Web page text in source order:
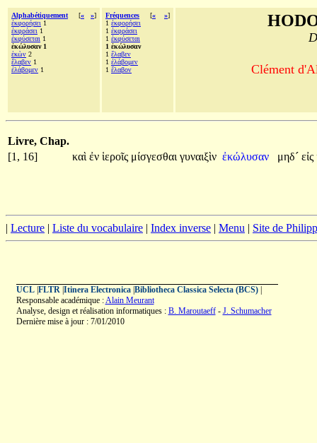
Alphabétiquement [« »]
ἐκφορήσει 1
ἐκφράσει 1
ἐκφύσεται 1
ἐκώλυσαν 1
ἑκὼν 2
ἔλαβεν 1
ἐλάβομεν 1
Fréquences [« »]
1 ἐκφορήσει
1 ἐκφράσει
1 ἐκφύσεται
1 ἐκώλυσαν
1 ἔλαβεν
1 ἐλάβομεν
1 ἔλαβον Clément
Livre, Chap.
[1, 16]
καὶ ἐν ἱεροῖς μίσγεσθαι γυναιξὶν ἐκώλυσαν μηδ´ εἰς
| Lecture | Liste du vocabulaire | Index inverse | Menu | Site de
UCL| FLTR| Itinera Electronica| Bibliotheca Classica Selecta (BCS)|
Responsable académique :Alain Meurant
Analyse, design et réalisation informatiques : B. Maroutaeff- J. Schumacher
Dernière mise à jour : 7/01/2010